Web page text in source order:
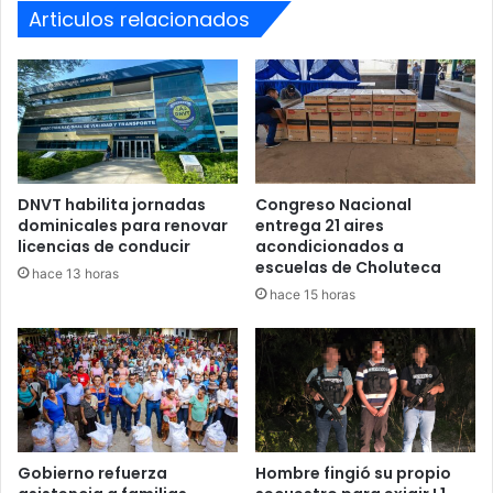
Lo vinculan con una
Articulos relacionados
DNVT habilita jornadas
dominicales para renovar
licencias de conducir
hace 13 horas
Congreso Nacional
entrega 21 aires
acondicionados a
escuelas de Choluteca
hace 15 horas
Gobierno refuerza
Hombre fingió su propio